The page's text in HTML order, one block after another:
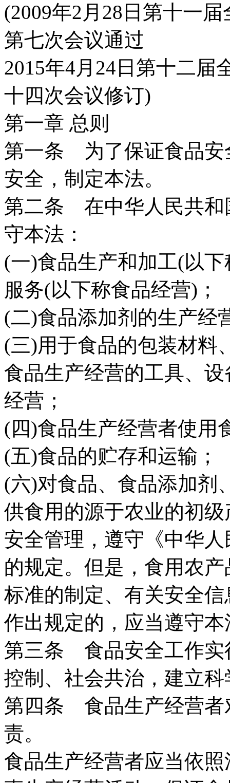
(2009年2月28日第十一
第七次会议通过
2015年4月24日第十二届
十四次会议修订)
第一章 总则
第一条 为了保证食品安
安全，制定本法。
第二条 在中华人民共和
守本法：
(一)食品生产和加工(以
服务(以下称食品经营)；
(二)食品添加剂的生产经
(三)用于食品的包装材料
食品生产经营的工具、
经营；
(四)食品生产经营者使用
(五)食品的贮存和运输；
(六)对食品、食品添加剂
供食用的源于农业的初
安全管理，遵守《中华
的规定。但是，食用农
标准的制定、有关安全
作出规定的，应当遵守
第三条 食品安全工作实
控制、社会共治，建立
第四条 食品生产经营者
责。
食品生产经营者应当依